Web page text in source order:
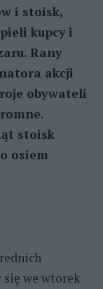
i stoisk,
kupcy i
Rany
akcji
obywateli
stoisk
osiem
się we wtorek